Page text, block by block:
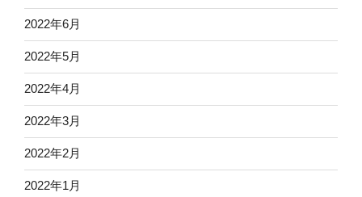
2022年6月
2022年5月
2022年4月
2022年3月
2022年2月
2022年1月